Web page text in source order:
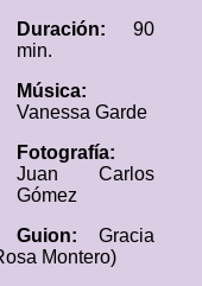
Duración: 90
min.
Música:
Vanessa Garde
Fotografía:
Juan Carlos
Gómez
Guion: Gracia
Montero)